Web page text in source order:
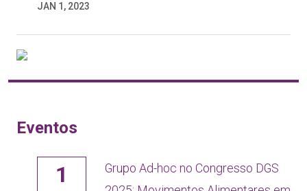
JAN 1, 2023
Eventos
1
Grupo Ad-hoc no Congresso DGS